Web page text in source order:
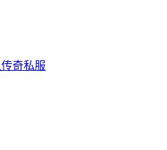
奇私服